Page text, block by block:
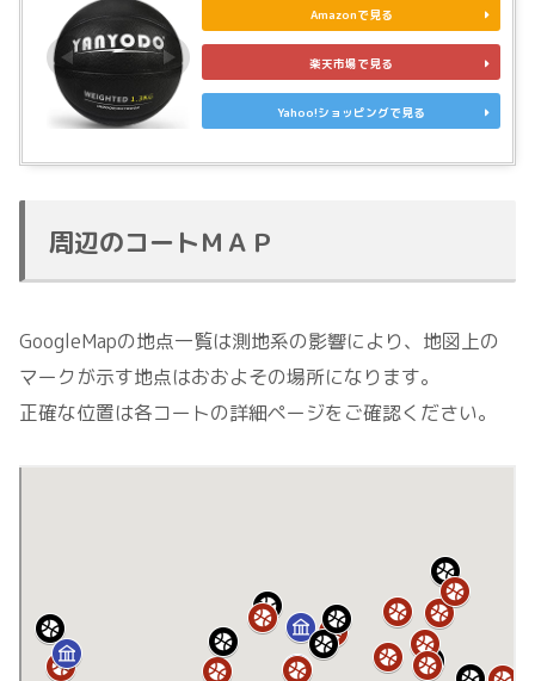
Amazonで見る
楽天市場で見る
Yahoo!ショッピングで見る
周辺のコートＭＡＰ
GoogleMapの地点一覧は測地系の影響により、地図上の
マークが示す地点はおおよその場所になります。
正確な位置は各コートの詳細ページをご確認ください。